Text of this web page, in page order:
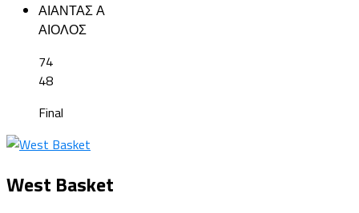
ΑΙΑΝΤΑΣ Α
ΑΙΟΛΟΣ
74
48
Final
West Basket